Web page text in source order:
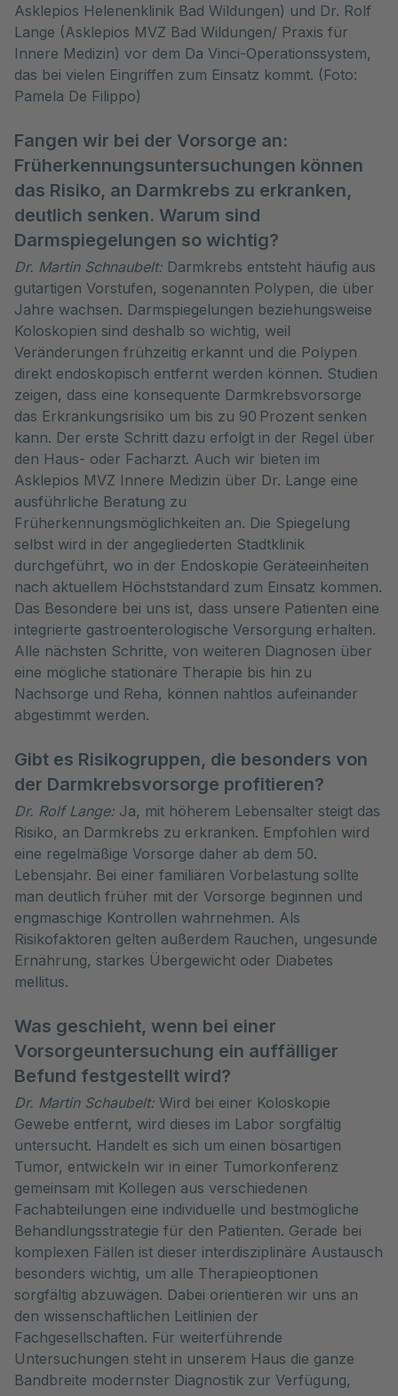
Asklepios Helenenklinik Bad Wildungen) und Dr. Rolf
Lange (Asklepios MVZ Bad Wildungen/ Praxis für
Innere Medizin) vor dem Da Vinci-Operationssystem,
das bei vielen Eingriffen zum Einsatz kommt. (Foto:
Pamela De Filippo)
Fangen wir bei der Vorsorge an:
Früherkennungsuntersuchungen können
das Risiko, an Darmkrebs zu erkranken,
deutlich senken. Warum sind
Darmspiegelungen so wichtig?
Dr. Martin Schnaubelt: Darmkrebs entsteht häufig aus
gutartigen Vorstufen, sogenannten Polypen, die über
Jahre wachsen. Darmspiegelungen beziehungsweise
Koloskopien sind deshalb so wichtig, weil
Veränderungen frühzeitig erkannt und die Polypen
direkt endoskopisch entfernt werden können. Studien
zeigen, dass eine konsequente Darmkrebsvorsorge
das Erkrankungsrisiko um bis zu 90 Prozent senken
kann. Der erste Schritt dazu erfolgt in der Regel über
den Haus- oder Facharzt. Auch wir bieten im
Asklepios MVZ Innere Medizin über Dr. Lange eine
ausführliche Beratung zu
Früherkennungsmöglichkeiten an. Die Spiegelung
selbst wird in der angegliederten Stadtklinik
durchgeführt, wo in der Endoskopie Geräteeinheiten
nach aktuellem Höchststandard zum Einsatz kommen.
Das Besondere bei uns ist, dass unsere Patienten eine
integrierte gastroenterologische Versorgung erhalten.
Alle nächsten Schritte, von weiteren Diagnosen über
eine mögliche stationäre Therapie bis hin zu
Nachsorge und Reha, können nahtlos aufeinander
abgestimmt werden.
Gibt es Risikogruppen, die besonders von
der Darmkrebsvorsorge profitieren?
Dr. Rolf Lange: Ja, mit höherem Lebensalter steigt das
Risiko, an Darmkrebs zu erkranken. Empfohlen wird
eine regelmäßige Vorsorge daher ab dem 50.
Lebensjahr. Bei einer familiären Vorbelastung sollte
man deutlich früher mit der Vorsorge beginnen und
engmaschige Kontrollen wahrnehmen. Als
Risikofaktoren gelten außerdem Rauchen, ungesunde
Ernährung, starkes Übergewicht oder Diabetes
mellitus.
Was geschieht, wenn bei einer
Vorsorgeuntersuchung ein auffälliger
Befund festgestellt wird?
Dr. Martin Schaubelt: Wird bei einer Koloskopie
Gewebe entfernt, wird dieses im Labor sorgfältig
untersucht. Handelt es sich um einen bösartigen
Tumor, entwickeln wir in einer Tumorkonferenz
gemeinsam mit Kollegen aus verschiedenen
Fachabteilungen eine individuelle und bestmögliche
Behandlungsstrategie für den Patienten. Gerade bei
komplexen Fällen ist dieser interdisziplinäre Austausch
besonders wichtig, um alle Therapieoptionen
sorgfältig abzuwägen. Dabei orientieren wir uns an
den wissenschaftlichen Leitlinien der
Fachgesellschaften. Für weiterführende
Untersuchungen steht in unserem Haus die ganze
Bandbreite modernster Diagnostik zur Verfügung,